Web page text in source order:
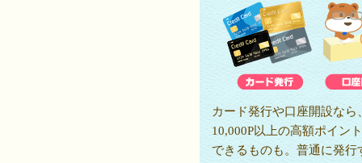
カード発行や口座開設なら
10,000P以上の高額ポイン
できるものも。普通に発行